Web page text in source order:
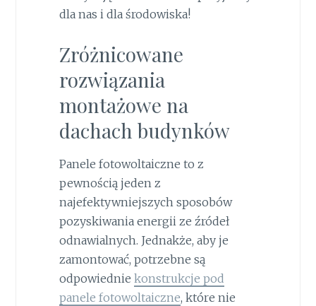
dla nas i dla środowiska!
Zróżnicowane
rozwiązania
montażowe na
dachach budynków
Panele fotowoltaiczne to z
pewnością jeden z
najefektywniejszych sposobów
pozyskiwania energii ze źródeł
odnawialnych. Jednakże, aby je
zamontować, potrzebne są
odpowiednie konstrukcje pod
panele fotowoltaiczne, które nie